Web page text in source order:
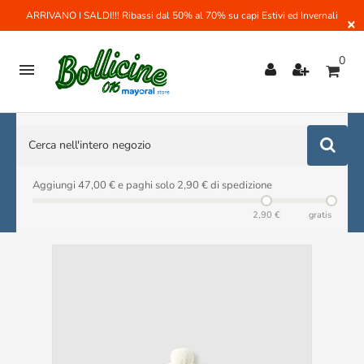
×
ARRIVANO I SALDI!!! Ribassi dal 50% al 70% su capi Estivi ed Invernali
 0
Aggiungi 47,00 € e paghi solo 2,90 € di spedizione
2,90 € gratis